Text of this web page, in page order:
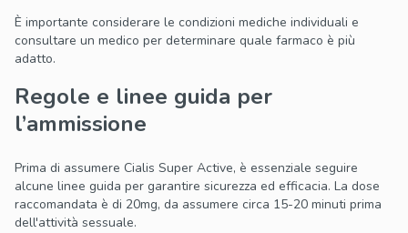
È importante considerare le condizioni mediche individuali e
consultare un medico per determinare quale farmaco è più
adatto.
Regole e linee guida per
l’ammissione
Prima di assumere Cialis Super Active, è essenziale seguire
alcune linee guida per garantire sicurezza ed efficacia. La dose
raccomandata è di 20mg, da assumere circa 15-20 minuti prima
dell'attività sessuale.